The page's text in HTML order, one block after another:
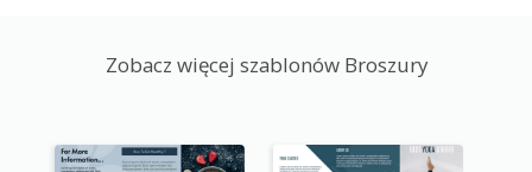
Zobacz więcej szablonów Broszury